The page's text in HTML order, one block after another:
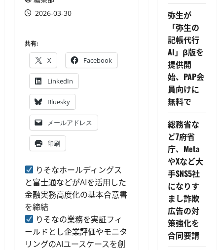
2026-03-30
共有:
X Facebook
LinkedIn
Bluesky
メールアドレス
印刷
りそなホールディングス
と富士通などがAIを活用した
金融実務高度化の基本合意書
を締結
りそなの業務を実証フィ
ールドとし企業評価やモニタ
リングのAIユースケースを創
弥生が
「弥生の
記帳代行
AI」β版を
提供開
始、PAP会
員向けに
無料で
総務省な
ど7府省
庁、Meta
やXなど大
手SNS5社
になりす
まし詐欺
広告の対
策強化を
合同要請